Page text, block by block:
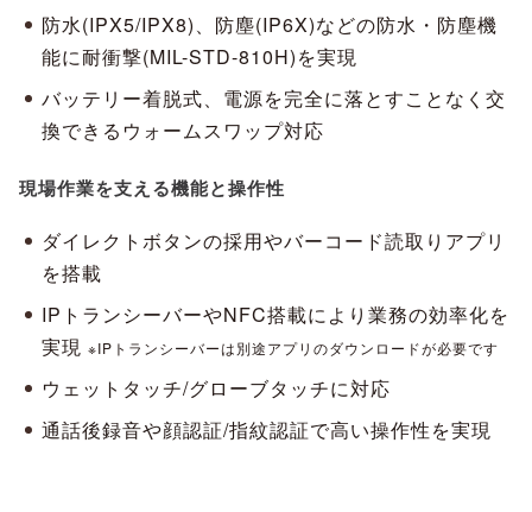
防水(IPX5/IPX8)、防塵(IP6X)などの防水・防塵機
能に耐衝撃(MIL-STD-810H)を実現
バッテリー着脱式、電源を完全に落とすことなく交
換できるウォームスワップ対応
現場作業を支える機能と操作性
ダイレクトボタンの採用やバーコード読取りアプリ
を搭載
IPトランシーバーやNFC搭載により業務の効率化を
実現※IPトランシーバーは別途アプリのダウンロードが必要です
ウェットタッチ/グローブタッチに対応
通話後録音や顔認証/指紋認証で高い操作性を実現